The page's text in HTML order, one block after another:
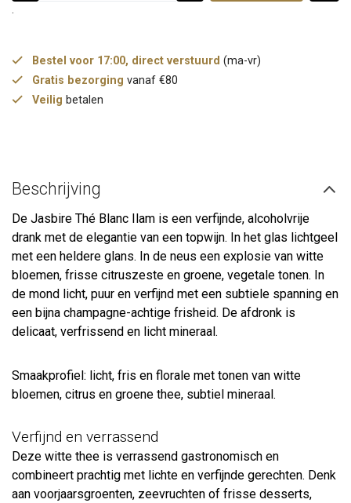
.
Bestel voor 17:00, direct verstuurd (ma-vr)
Gratis bezorging vanaf €80
Veilig betalen
Beschrijving
De Jasbire Thé Blanc Ilam is een verfijnde, alcoholvrije
drank met de elegantie van een topwijn. In het glas lichtgeel
met een heldere glans. In de neus een explosie van witte
bloemen, frisse citruszeste en groene, vegetale tonen. In
de mond licht, puur en verfijnd met een subtiele spanning en
een bijna champagne-achtige frisheid. De afdronk is
delicaat, verfrissend en licht mineraal.
Smaakprofiel: licht, fris en florale met tonen van witte
bloemen, citrus en groene thee, subtiel mineraal.
Verfijnd en verrassend
Deze witte thee is verrassend gastronomisch en
combineert prachtig met lichte en verfijnde gerechten. Denk
aan voorjaarsgroenten, zeevruchten of frisse desserts,